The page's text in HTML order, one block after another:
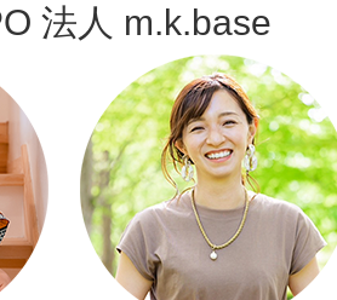
法人 m.k.base